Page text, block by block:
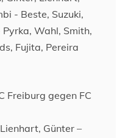
Freiburg gegen FC
Günter –